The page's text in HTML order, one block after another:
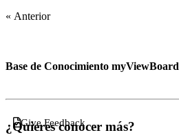
« Anterior
Base de Conocimiento myViewBoard
Give Feedback
¿Quieres conocer más?